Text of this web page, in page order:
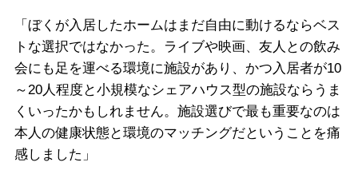
「ぼくが入居したホームはまだ自由に動けるならベス
トな選択ではなかった。ライブや映画、友人との飲み
会にも足を運べる環境に施設があり、かつ入居者が10
～20人程度と小規模なシェアハウス型の施設ならうま
くいったかもしれません。施設選びで最も重要なのは
本人の健康状態と環境のマッチングだということを痛
感しました」